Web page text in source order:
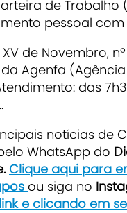
de Trabalho
pessoal
de Novembro, nº
Agenfa (Agência
das
notícias de
WhatsApp do
Clique aqui para
ou siga no
link e clicando em